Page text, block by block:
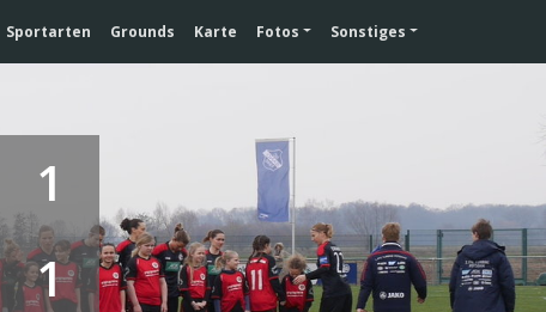
Sportarten Grounds Karte Fotos Sonstiges
1
1